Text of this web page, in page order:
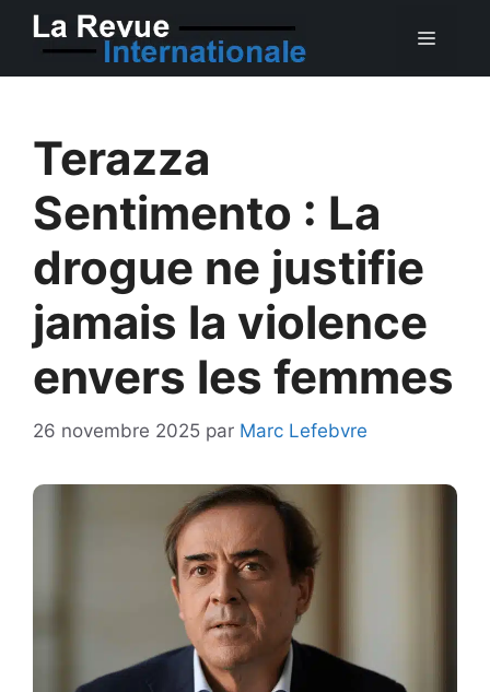
Aller
Terazza
Sentimento : La
drogue ne justifie
jamais la violence
envers les femmes
26 novembre 2025 par Marc Lefebvre